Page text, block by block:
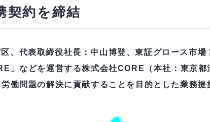
契約を締結
、代表取締役社長：中山博登、東証グロース市
」などを運営する株式会社CORE（本社：東京
働問題の解決に貢献することを目的とした業務提